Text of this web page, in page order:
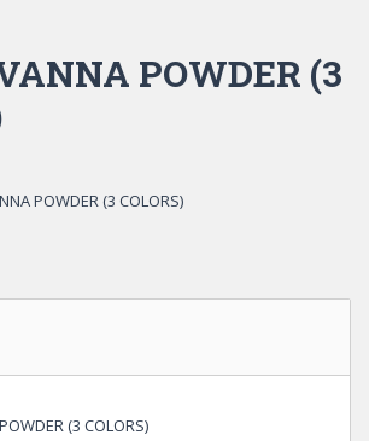
POWDER (3
POWDER (3 COLORS)
(3 COLORS)